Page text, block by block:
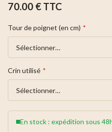
70.00 € TTC
Tour de poignet (en cm) *
Crin utilisé *
En stock : expédition sous